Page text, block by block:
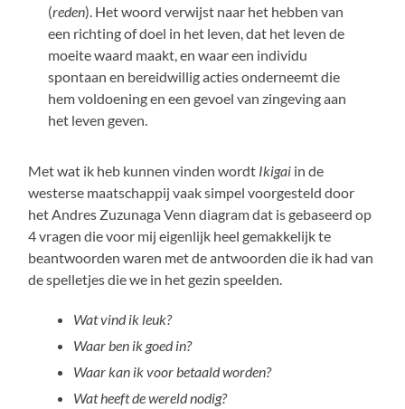
(reden). Het woord verwijst naar het hebben van
een richting of doel in het leven, dat het leven de
moeite waard maakt, en waar een individu
spontaan en bereidwillig acties onderneemt die
hem voldoening en een gevoel van zingeving aan
het leven geven.
Met wat ik heb kunnen vinden wordt Ikigai in de
westerse maatschappij vaak simpel voorgesteld door
het Andres Zuzunaga Venn diagram dat is gebaseerd op
4 vragen die voor mij eigenlijk heel gemakkelijk te
beantwoorden waren met de antwoorden die ik had van
de spelletjes die we in het gezin speelden.
Wat vind ik leuk?
Waar ben ik goed in?
Waar kan ik voor betaald worden?
Wat heeft de wereld nodig?